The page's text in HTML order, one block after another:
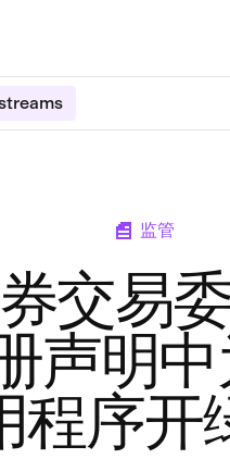
监管
交易
声明
程序开